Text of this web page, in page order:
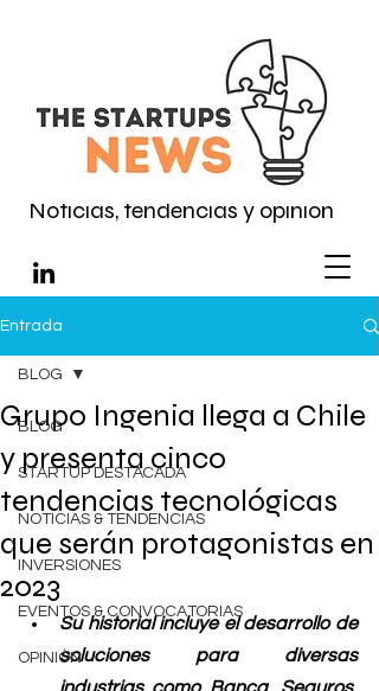
Noticias, tendencias y opinión
Entrada
BLOG
STARTUP DESTACADA
NOTICIAS & TENDENCIAS
INVERSIONES
EVENTOS & CONVOCATORIAS
OPINIÓN
BLOG
Grupo Ingenia llega a Chile
y presenta cinco
tendencias tecnológicas
que serán protagonistas en
2023
Su historial incluye el desarrollo de
soluciones para diversas